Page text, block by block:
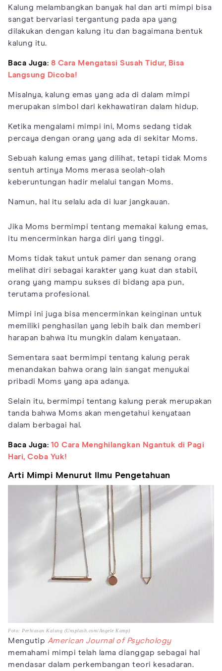
Kalung melambangkan banyak hal dan arti mimpi bisa
sangat bervariasi tergantung pada apa yang
dilakukan dengan kalung itu dan bagaimana bentuk
kalung itu.
Baca Juga: 8 Cara Mengatasi Susah Tidur, Bisa
Langsung Dicoba!
Misalnya, kalung emas yang ada di dalam mimpi
merupakan simbol dari kekhawatiran dalam hidup.
Ketika mengalami mimpi ini, Moms sedang tidak
percaya dengan orang yang ada di sekitar Moms.
Sebuah kalung emas yang dilihat, tetapi tidak Moms
sentuh artinya Moms merasa seolah-olah
keberuntungan hadir melalui tangan Moms.
Namun, hal itu selalu ada di luar jangkauan.
Jika Moms bermimpi tentang memakai kalung emas,
itu mencerminkan harga diri yang tinggi.
Moms tidak takut untuk pamer dan senang orang
melihat diri sebagai karakter yang kuat dan stabil,
orang yang mampu sukses di bidang apa pun,
terutama profesional.
Mimpi ini juga bisa mencerminkan keinginan untuk
memiliki penghasilan yang lebih baik dan memberi
harapan bahwa itu mungkin dalam kenyataan.
Sementara saat bermimpi tentang kalung perak
menandakan bahwa orang lain sangat menyukai
pribadi Moms yang apa adanya.
Selain itu, bermimpi tentang kalung perak merupakan
tanda bahwa Moms akan mengetahui kenyataan
dalam berbagai hal.
Baca Juga: 10 Cara Menghilangkan Ngantuk di Pagi
Hari, Coba Yuk!
Arti Mimpi Menurut Ilmu Pengetahuan
Foto: Perhiasan Kalung (Unsplash.com/Angele Kamp)
Mengutip American Journal of Psychology
memahami mimpi telah lama dianggap sebagai hal
mendasar dalam perkembangan teori kesadaran.